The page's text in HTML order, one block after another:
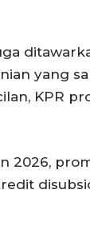
yang
KPR
2026,